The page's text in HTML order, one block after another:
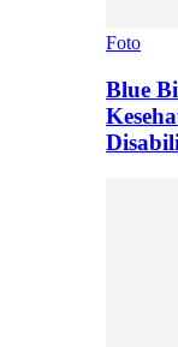
Foto
Blue